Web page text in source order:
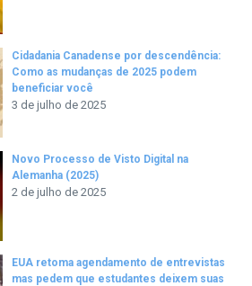
Cidadania Canadense por descendência:
Como as mudanças de 2025 podem
beneficiar você
3 de julho de 2025
Novo Processo de Visto Digital na
Alemanha (2025)
2 de julho de 2025
EUA retoma agendamento de entrevistas
mas pedem que estudantes deixem suas